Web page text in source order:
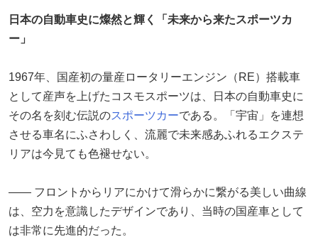
日本の自動車史に燦然と輝く「未来から来たスポーツカ
ー」
1967年、国産初の量産ロータリーエンジン（RE）搭載車
として産声を上げたコスモスポーツは、日本の自動車史に
その名を刻む伝説のスポーツカーである。「宇宙」を連想
させる車名にふさわしく、流麗で未来感あふれるエクステ
リアは今見ても色褪せない。
―― フロントからリアにかけて滑らかに繋がる美しい曲線
は、空力を意識したデザインであり、当時の国産車として
は非常に先進的だった。